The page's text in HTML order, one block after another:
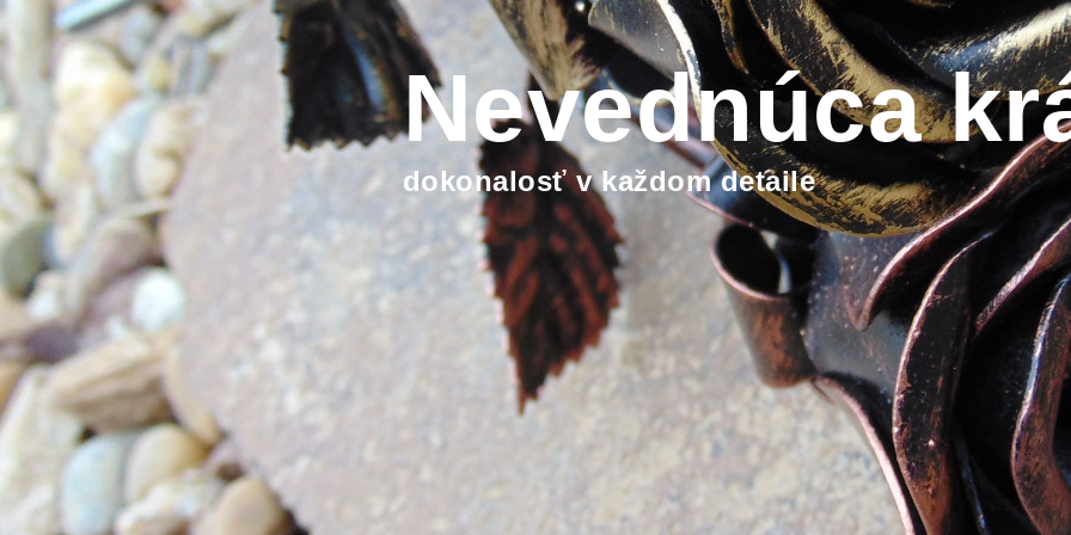
Nevednúca
dokonalosť v každom detaile